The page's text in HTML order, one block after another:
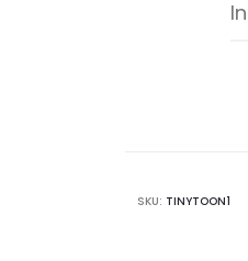
SKU: TINYTOON1